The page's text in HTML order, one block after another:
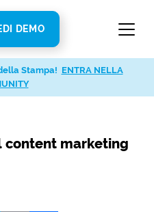
DEMO
content marketing
Stampa! ENTRA NELLA